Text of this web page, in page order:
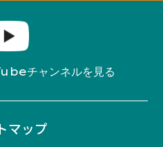
チャンネルを見る
マップ